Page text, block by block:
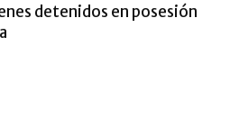
detenidos en posesión